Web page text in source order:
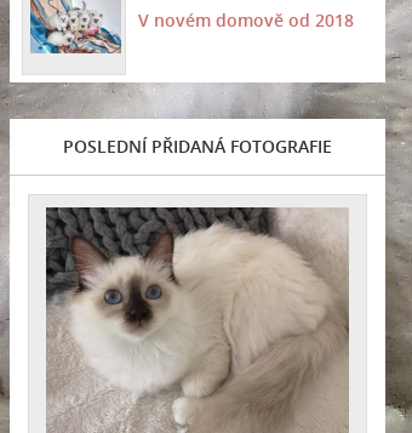
V novém domově od 2018
POSLEDNÍ PŘIDANÁ FOTOGRAFIE